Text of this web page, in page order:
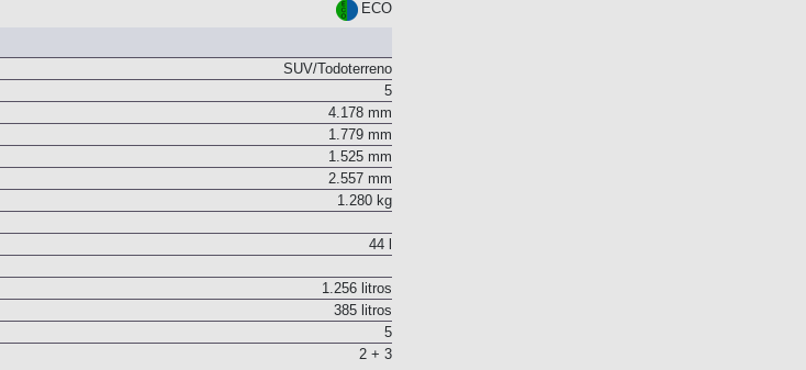
ECO
SUV/Todoterreno
5
4.178 mm
1.779 mm
1.525 mm
2.557 mm
1.280 kg
44 l
1.256 litros
385 litros
5
2 + 3